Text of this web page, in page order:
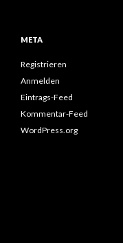
META
Registrieren
Anmelden
Eintrags-Feed
Kommentar-Feed
WordPress.org